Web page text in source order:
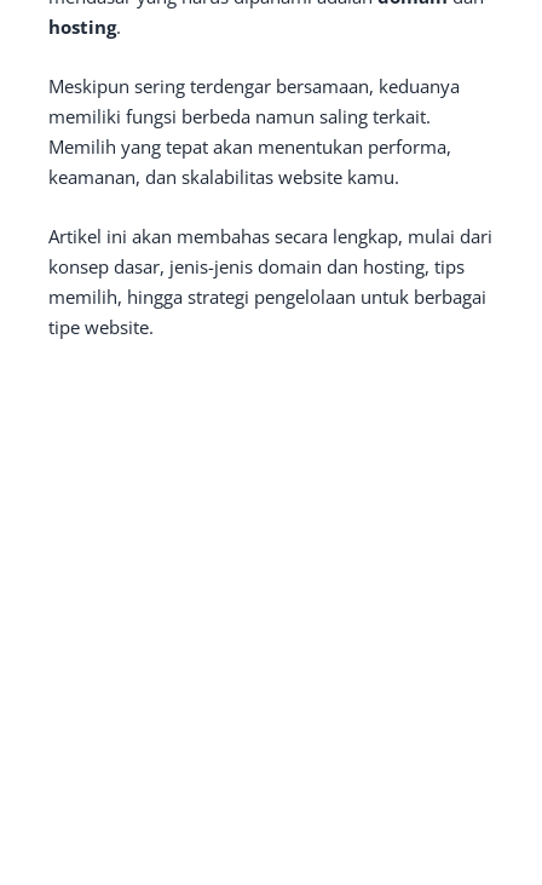
hosting.
Meskipun sering terdengar bersamaan, keduanya
memiliki fungsi berbeda namun saling terkait.
Memilih yang tepat akan menentukan performa,
keamanan, dan skalabilitas website kamu.
Artikel ini akan membahas secara lengkap, mulai dari
konsep dasar, jenis-jenis domain dan hosting, tips
memilih, hingga strategi pengelolaan untuk berbagai
tipe website.